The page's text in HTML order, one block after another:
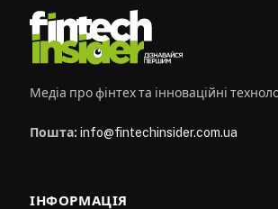
Медіа про фінтех та інноваційні
Пошта: info@fintechinsider.com.ua
ІНФОРМАЦІЯ